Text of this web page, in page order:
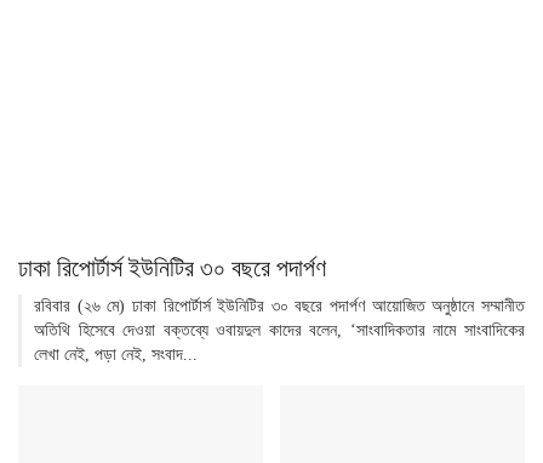
ঢাকা রিপোর্টার্স ইউনিটির ৩০ বছরে পদার্পণ
রবিবার (২৬ মে) ঢাকা রিপোর্টার্স ইউনিটির ৩০ বছরে পদার্পণ আয়োজিত অনুষ্ঠানে সম্মানীত
অতিথি হিসেবে দেওয়া বক্তব্যে ওবায়দুল কাদের বলেন, ‘সাংবাদিকতার নামে সাংবাদিকের
লেখা নেই, পড়া নেই, সংবাদ...